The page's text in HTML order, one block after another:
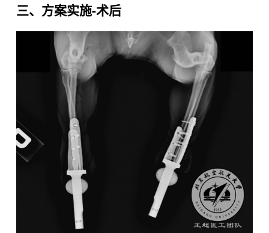
三、方案实施-术后